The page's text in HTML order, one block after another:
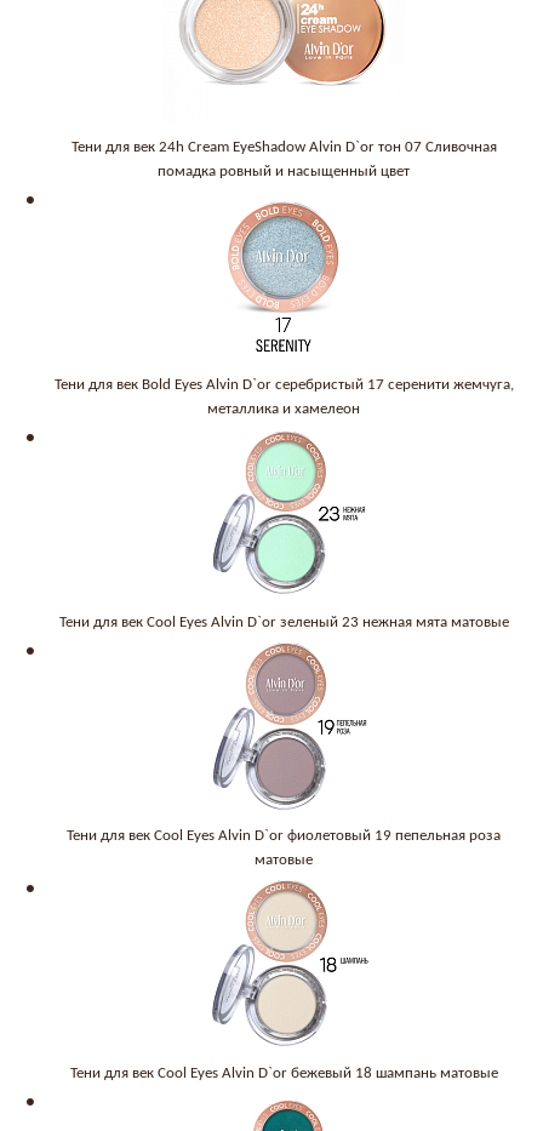
Тени для век 24h Cream EyeShadow Alvin D`or тон 07 Сливочная
помадка ровный и насыщенный цвет
Тени для век Bold Eyes Alvin D`or серебристый 17 серенити жемчуга,
металлика и хамелеон
Тени для век Cool Eyes Alvin D`or зеленый 23 нежная мята матовые
Тени для век Cool Eyes Alvin D`or фиолетовый 19 пепельная роза
матовые
Тени для век Cool Eyes Alvin D`or бежевый 18 шампань матовые